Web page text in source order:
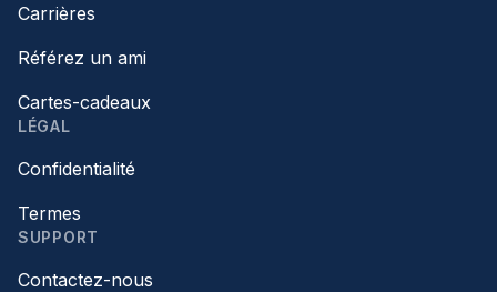
Carrières
Référez un ami
Cartes-cadeaux
LÉGAL
Confidentialité
Termes
SUPPORT
Contactez-nous